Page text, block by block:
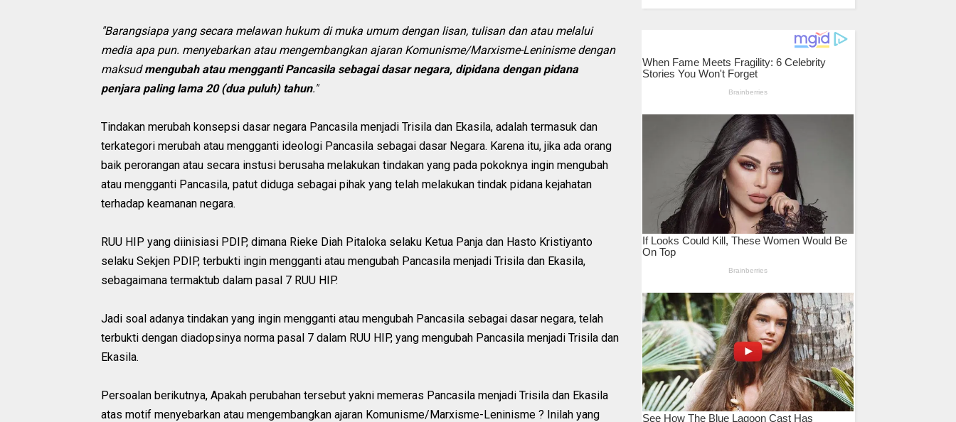
"Barangsiapa yang secara melawan hukum di muka umum dengan lisan, tulisan dan atau melalui
media apa pun. menyebarkan atau mengembangkan ajaran Komunisme/Marxisme-Leninisme dengan
maksudmengubah atau mengganti Pancasila sebagai dasar negara, dipidana dengan pidana
penjara paling lama 20 (dua puluh) tahun."
Tindakan merubah konsepsi dasar negara Pancasila menjadi Trisila dan Ekasila, adalah termasuk dan
terkategori merubah atau mengganti ideologi Pancasila sebagai dasar Negara. Karena itu, jika ada orang
baik perorangan atau secara instusi berusaha melakukan tindakan yang pada pokoknya ingin mengubah
atau mengganti Pancasila, patut diduga sebagai pihak yang telah melakukan tindak pidana kejahatan
terhadap keamanan negara.
RUU HIP yang diinisiasi PDIP, dimana Rieke Diah Pitaloka selaku Ketua Panja dan Hasto Kristiyanto
selaku Sekjen PDIP, terbukti ingin mengganti atau mengubah Pancasila menjadi Trisila dan Ekasila,
sebagaimana termaktub dalam pasal 7 RUU HIP.
Jadi soal adanya tindakan yang ingin mengganti atau mengubah Pancasila sebagai dasar negara, telah
terbukti dengan diadopsinya norma pasal 7 dalam RUU HIP, yang mengubah Pancasila menjadi Trisila dan
Ekasila.
Persoalan berikutnya, Apakah perubahan tersebut yakni memeras Pancasila menjadi Trisila dan Ekasila
atas motif menyebarkan atau mengembangkan ajaran Komunisme/Marxisme-Leninisme ? Inilah yang